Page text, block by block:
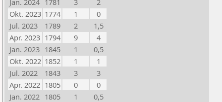
Jan. 2024 1781 3
2
Okt. 2023 1774 1
0
Jul. 2023
1789 2
1,5
Apr. 2023 1794 9
4
Jan. 2023 1845 1
0,5
Okt. 2022 1852 1
1
Jul. 2022
1843 3
3
Apr. 2022 1805 0
0
Jan. 2022 1805 1
0,5